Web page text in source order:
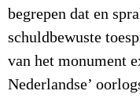
begrepen dat en
schuldbewuste
van het monument
Nederlandse’